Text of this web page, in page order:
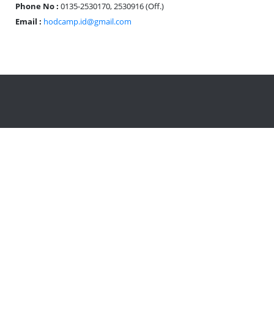
Phone No : 0135-2530170, 2530916 (Off.)
Email : hodcamp.id@gmail.com